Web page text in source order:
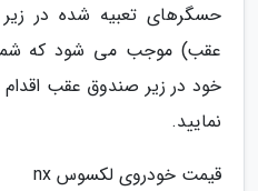
حسگرهای تعبیه شده در
عقب) موجب می شود که شما
خود در زیر صندوق عقب
نمایید.
قیمت خودروی لکسوس nx